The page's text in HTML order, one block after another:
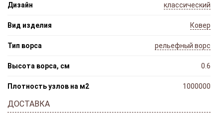
Дизайн классический
Вид изделия Ковер
Тип ворса рельефный ворс
Высота ворса, см 0.6
Плотность узлов на м2 1000000
ДОСТАВКА